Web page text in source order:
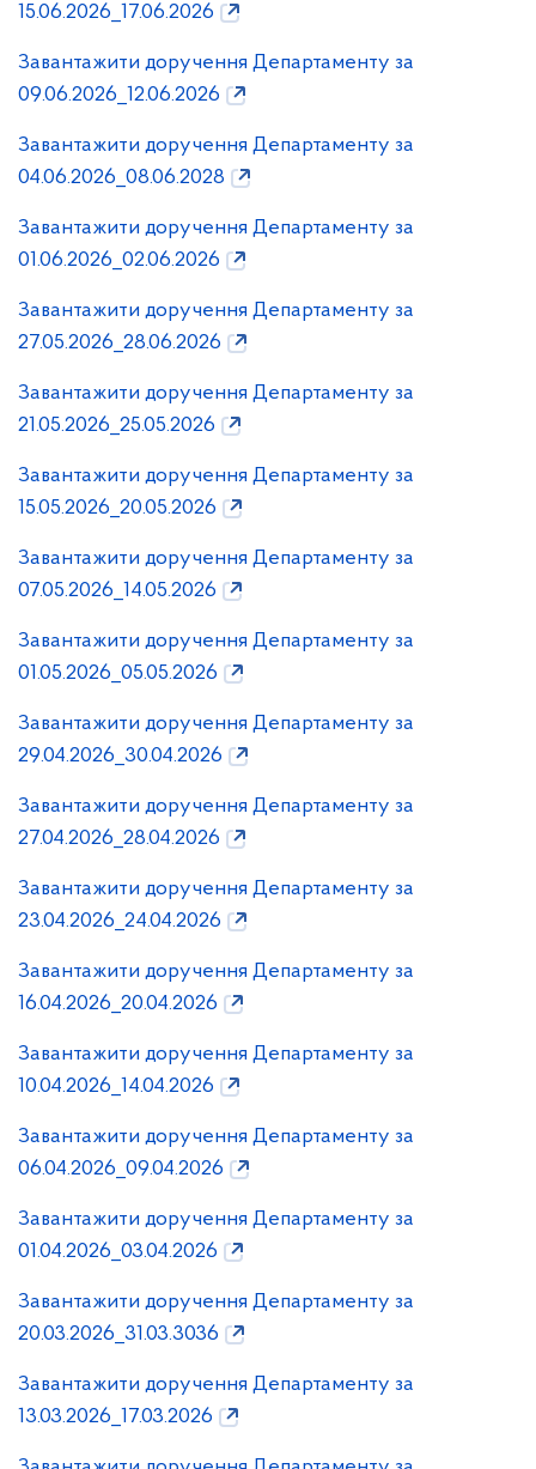
15.06.2026_17.06.2026
Завантажити доручення Департаменту за
09.06.2026_12.06.2026
Завантажити доручення Департаменту за
04.06.2026_08.06.2028
Завантажити доручення Департаменту за
01.06.2026_02.06.2026
Завантажити доручення Департаменту за
27.05.2026_28.06.2026
Завантажити доручення Департаменту за
21.05.2026_25.05.2026
Завантажити доручення Департаменту за
15.05.2026_20.05.2026
Завантажити доручення Департаменту за
07.05.2026_14.05.2026
Завантажити доручення Департаменту за
01.05.2026_05.05.2026
Завантажити доручення Департаменту за
29.04.2026_30.04.2026
Завантажити доручення Департаменту за
27.04.2026_28.04.2026
Завантажити доручення Департаменту за
23.04.2026_24.04.2026
Завантажити доручення Департаменту за
16.04.2026_20.04.2026
Завантажити доручення Департаменту за
10.04.2026_14.04.2026
Завантажити доручення Департаменту за
06.04.2026_09.04.2026
Завантажити доручення Департаменту за
01.04.2026_03.04.2026
Завантажити доручення Департаменту за
20.03.2026_31.03.3036
Завантажити доручення Департаменту за
13.03.2026_17.03.2026